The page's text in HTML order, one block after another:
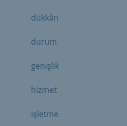
dükkân
durum
genişlik
hizmet
işletme